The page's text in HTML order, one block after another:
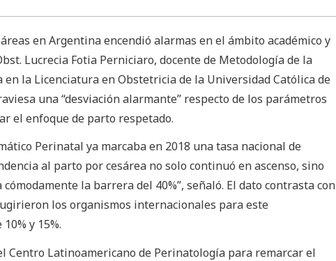
en Argentina encendió alarmas en el ámbito académico y
Lucrecia Fotia Perniciaro, docente de Metodología de la
la Licenciatura en Obstetricia de la Universidad Católica de
una “desviación alarmante” respecto de los parámetros
el enfoque de parto respetado.
Perinatal ya marcaba en 2018 una tasa nacional de
al parto por cesárea no solo continuó en ascenso, sino
la barrera del 40%”, señaló. El dato contrasta con
los organismos internacionales para este
y 15%.
Centro Latinoamericano de Perinatología para remarcar el